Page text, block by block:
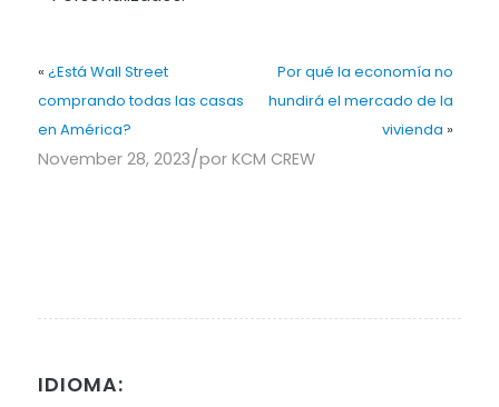
« ¿Está Wall Street
comprando todas las casas
en América?
Por qué la economía no
hundirá el mercado de la
vivienda »
November 28, 2023/por KCM CREW
IDIOMA: